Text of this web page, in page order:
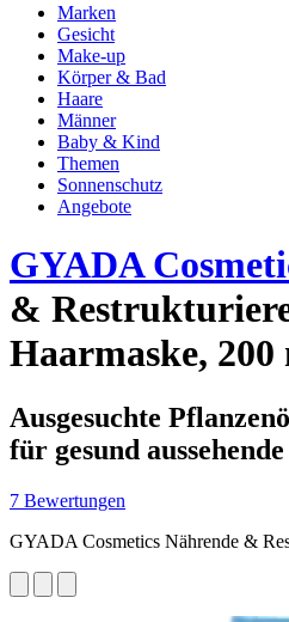
Marken
Gesicht
Make-up
Körper & Bad
Haare
Männer
Baby & Kind
Themen
Sonnenschutz
Angebote
GYADA
&
Haarmaske, 200
Ausgesuchte
für gesund
7 Bewertungen
GYADA Cosmetics Nährende &